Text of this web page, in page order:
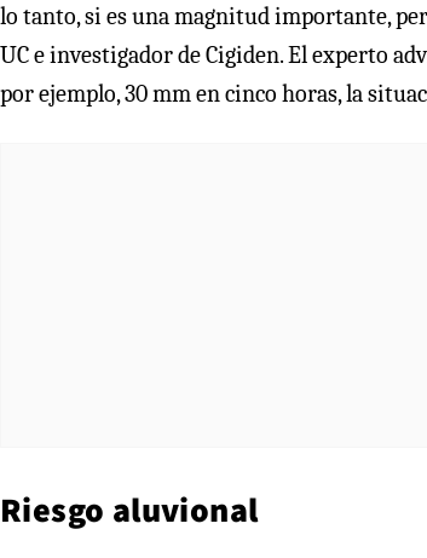
lo tanto, si es una magnitud importante,
UC e investigador de Cigiden. El experto
por ejemplo, 30 mm en cinco horas, la
Riesgo aluvional